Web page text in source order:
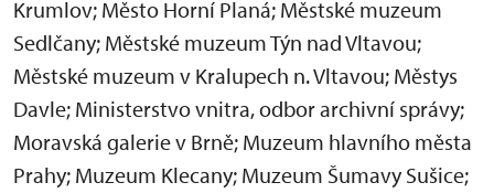
Krumlov; Město Horní Planá; Městské muzeum
Sedlčany; Městské muzeum Týn nad Vltavou;
Městské muzeum v Kralupech n. Vltavou; Městys
Davle; Ministerstvo vnitra, odbor archivní správy;
Moravská galerie v Brně; Muzeum hlavního města
Prahy; Muzeum Klecany; Muzeum Šumavy Sušice;